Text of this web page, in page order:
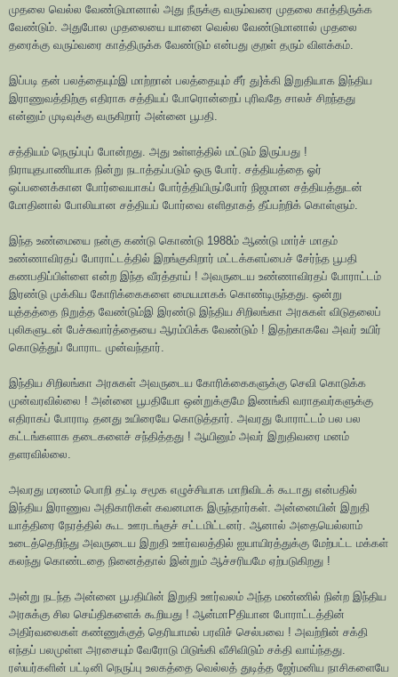
முதலை வெல்ல வேண்டுமானால் அது நீருக்கு வரும்வரை முதலை காத்திருக்க
வேண்டும். அதுபோல முதலையை யானை வெல்ல வேண்டுமானால் முதலை
தரைக்கு வரும்வரை காத்திருக்க வேண்டும் என்பது குறள் தரும் விளக்கம்.
இப்படி தன் பலத்தையும்இ மாற்றான் பலத்தையும் சீர் து}க்கி இறுதியாக இந்திய
இராணுவத்திற்கு எதிராக சத்தியப் போரொன்றைப் புரிவதே சாலச் சிறந்தது
என்னும் முடிவுக்கு வருகிறார் அன்னை பூபதி.
சத்தியம் நெருப்புப் போன்றது. அது உள்ளத்தில் மட்டும் இருப்பது !
நிராயுதபாணியாக நின்று நடாத்தப்படும் ஒரு போர். சத்தியத்தை ஓர்
ஒப்பனைக்கான போர்வையாகப் போர்த்தியிருப்போர் நிஜமான சத்தியத்துடன்
மோதினால் போலியான சத்தியப் போர்வை எளிதாகத் தீப்பற்றிக் கொள்ளும்.
இந்த உண்மையை நன்கு கண்டு கொண்டு 1988ம் ஆண்டு மார்ச் மாதம்
உண்ணாவிரதப் போராட்டத்தில் இறங்குகிறார் மட்டக்களப்பைச் சேர்ந்த பூபதி
கணபதிப்பிள்ளை என்ற இந்த வீரத்தாய் ! அவருடைய உண்ணாவிரதப் போராட்டம்
இரண்டு முக்கிய கோரிக்கைகளை மையமாகக் கொண்டிருந்தது. ஒன்று
யுத்தத்தை நிறுத்த வேண்டும்இ இரண்டு இந்திய சிறிலங்கா அரசுகள் விடுதலைப்
புலிகளுடன் பேச்சுவார்த்தையை ஆரம்பிக்க வேண்டும் ! இதற்காகவே அவர் உயிர்
கொடுத்துப் போராட முன்வந்தார்.
இந்திய சிறிலங்கா அரசுகள் அவருடைய கோரிக்கைகளுக்கு செவி கொடுக்க
முன்வரவில்லை ! அன்னை பூபதியோ ஒன்றுக்குமே இணங்கி வராதவர்களுக்கு
எதிராகப் போராடி தனது உயிரையே கொடுத்தார். அவரது போராட்டம் பல பல
கட்டங்களாக தடைகளைச் சந்தித்தது ! ஆயினும் அவர் இறுதிவரை மனம்
தளரவில்லை.
அவரது மரணம் பொறி தட்டி சமூக எழுச்சியாக மாறிவிடக் கூடாது என்பதில்
இந்திய இராணுவ அதிகாரிகள் கவனமாக இருந்தார்கள். அன்னையின் இறுதி
யாத்திரை நேரத்தில் கூட ஊரடங்குச் சட்டமிட்டனர். ஆனால் அதையெல்லாம்
உடைத்தெறிந்து அவருடைய இறுதி ஊர்வலத்தில் ஐயாயிரத்துக்கு மேற்பட்ட மக்கள்
கலந்து கொண்டதை நினைத்தால் இன்றும் ஆச்சரியமே ஏற்படுகிறது !
அன்று நடந்த அன்னை பூபதியின் இறுதி ஊர்வலம் அந்த மண்ணில் நின்ற இந்திய
அரசுக்கு சில செய்திகளைக் கூறியது ! ஆன்மாPதியான போராட்டத்தின்
அதிர்வலைகள் கண்ணுக்குத் தெரியாமல் பரவிச் செல்பவை ! அவற்றின் சக்தி
எந்தப் பலமுள்ள அரசையும் வேரோடு பிடுங்கி வீசிவிடும் சக்தி வாய்ந்தது.
ரஸ்யர்களின் பட்டினி நெருப்பு உலகத்தை வெல்லத் துடித்த ஜேர்மனிய நாசிகளையே